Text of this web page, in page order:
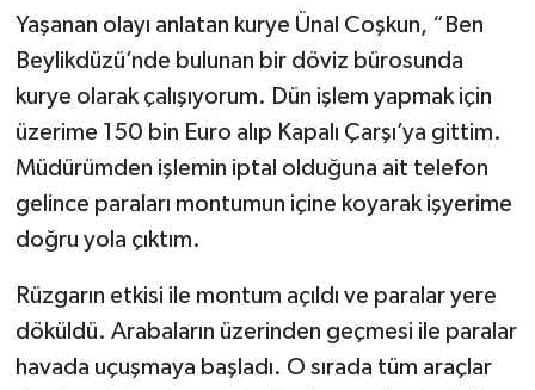
Yaşanan olayı anlatan kurye Ünal Coşkun, “Ben
Beylikdüzü’nde bulunan bir döviz bürosunda
kurye olarak çalışıyorum. Dün işlem yapmak için
üzerime 150 bin Euro alıp Kapalı Çarşı’ya gittim.
Müdürümden işlemin iptal olduğuna ait telefon
gelince paraları montumun içine koyarak işyerime
doğru yola çıktım.
Rüzgarın etkisi ile montum açıldı ve paralar yere
döküldü. Arabaların üzerinden geçmesi ile paralar
havada uçuşmaya başladı. O sırada tüm araçlar